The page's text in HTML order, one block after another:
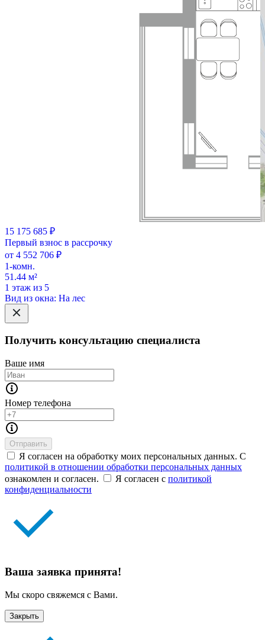
15 175 685 ₽
Первый взнос в рассрочку
от 4 552 706 ₽
1-комн.
51.44 м²
1 этаж из 5
Вид из окна: На лес
Получить консультацию специалиста
Ваше имя
Номер телефона
Отправить
Я согласен на обработку моих персональных данных. С
политикой в отношении обработки персональных данных
ознакомлен и согласен.
Я согласен с политикой
конфиденциальности
Ваша заявка принята!
Мы скоро свяжемся с Вами.
Закрыть